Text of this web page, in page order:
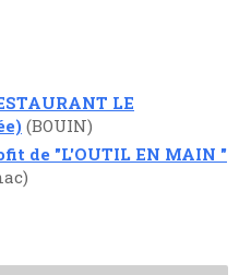
LE
(BOUIN)
de "L'OUTIL EN MAIN "